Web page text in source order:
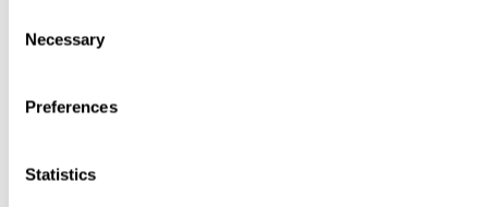
Selection
Necessary
Preferences
Statistics